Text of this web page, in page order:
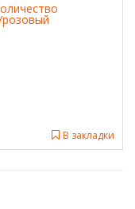
В закладки